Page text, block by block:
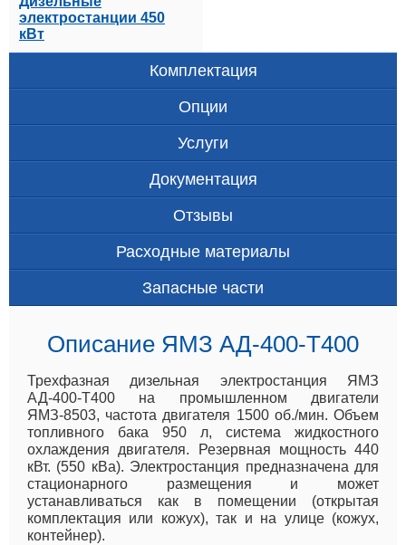
электростанции 450
кВт
Комплектация
Опции
Услуги
Документация
Отзывы
Расходные материалы
Запасные части
Описание ЯМЗ АД-400-T400
Трехфазная дизельная электростанция ЯМЗ
АД-400-Т400 на промышленном двигатели
ЯМЗ-8503, частота двигателя 1500 об./мин. Объем
топливного бака 950 л, система жидкостного
охлаждения двигателя. Резервная мощность 440
кВт. (550 кВа). Электростанция предназначена для
стационарного размещения и может
устанавливаться как в помещении (открытая
комплектация или кожух), так и на улице (кожух,
контейнер).